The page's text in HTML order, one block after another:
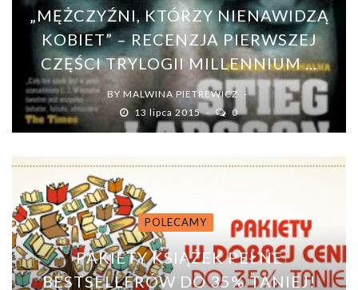
„MĘŻCZYŹNI, KTÓRZY NIENAWIDZĄ
KOBIET” – RECENZJA PIERWSZEJ
CZĘŚCI TRYLOGII MILLENNIUM ...
BY MALWINA PIETREWICZ
13 lipca 2015
0
POLECAMY
PAKIETY KSIĄŻEK PEŁNE
BESTSELLERÓW DO 35% TANIEJ!